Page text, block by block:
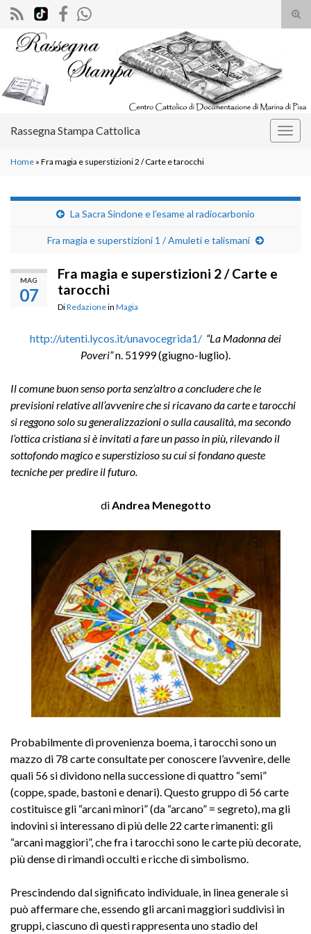
il
Search for:
Rassegna Stampa Cattolica
Home » Fra magia e superstizioni 2 / Carte e tarocchi
La Sacra Sindone e l’esame al radiocarbonio
Fra magia e superstizioni 1 / Amuleti e talismani
MAG
07
Fra magia e superstizioni 2 / Carte e
tarocchi
DiRedazionein Magia
http://utenti.lycos.it/unavocegrida1/ “La Madonna dei
Poveri”n. 51999 (giugno-luglio).
Il comune buon senso porta senz’altro a concludere che le
previsioni relative all’avvenire che si ricavano da carte e tarocchi
si reggono solo su generalizzazioni o sulla causalità, ma secondo
l’ottica cristiana si è invitati a fare un passo in più, rilevando il
sottofondo magico e superstizioso su cui si fondano queste
tecniche per predire il futuro.
di Andrea Menegotto
Probabilmente di provenienza boema, i tarocchi sono un
mazzo di 78 carte consultate per conoscere l’avvenire, delle
quali 56 si dividono nella successione di quattro “semi”
(coppe, spade, bastoni e denari). Questo gruppo di 56 carte
costituisce gli “arcani minori” (da “arcano” = segreto), ma gli
indovini si interessano di più delle 22 carte rimanenti: gli
“arcani maggiori”, che fra i tarocchi sono le carte più decorate,
più dense di rimandi occulti e ricche di simbolismo.
Prescindendo dal significato individuale, in linea generale si
può affermare che, essendo gli arcani maggiori suddivisi in
gruppi, ciascuno di questi rappresenta uno stadio del